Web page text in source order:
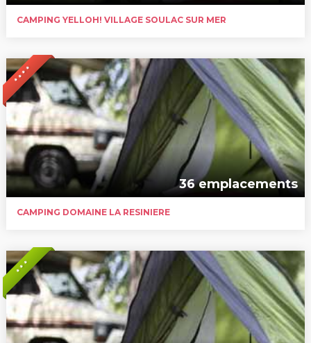
CAMPING YELLOH! VILLAGE SOULAC SUR MER
* * * *
36 emplacements
CAMPING DOMAINE LA RESINIERE
* * *